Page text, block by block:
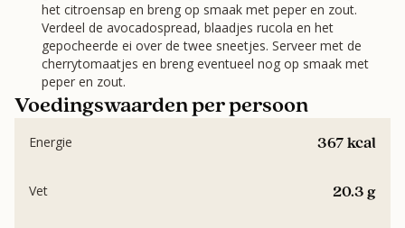
het citroensap en breng op smaak met peper en zout.
Verdeel de avocadospread, blaadjes rucola en het
gepocheerde ei over de twee sneetjes. Serveer met de
cherrytomaatjes en breng eventueel nog op smaak met
peper en zout.
Voedingswaarden per persoon
367 kcal
Energie
20.3 g
Vet